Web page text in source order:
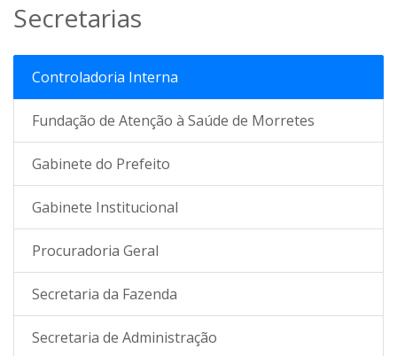
Secretarias
Controladoria Interna
Fundação de Atenção à Saúde de Morretes
Gabinete do Prefeito
Gabinete Institucional
Procuradoria Geral
Secretaria da Fazenda
Secretaria de Administração